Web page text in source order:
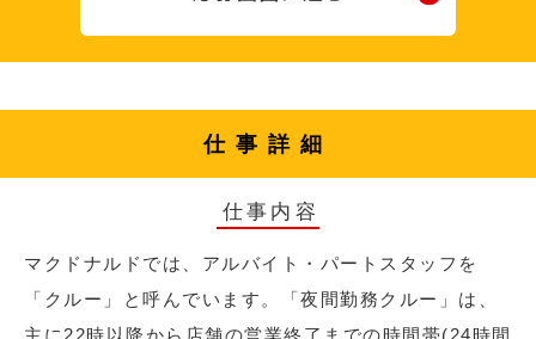
仕事詳細
仕事内容
マクドナルドでは、アルバイト・パートスタッフを
「クルー」と呼んでいます。「夜間勤務クルー」は、